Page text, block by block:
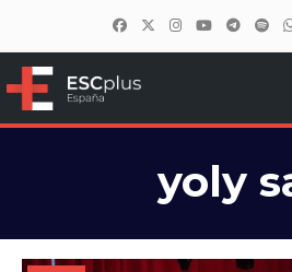
ESCplus España
yoly